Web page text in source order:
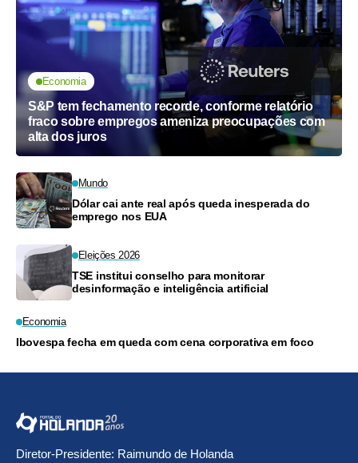
Economia
S&P tem fechamento recorde, conforme relatório
fraco sobre empregos ameniza preocupações com
alta dos juros
Mundo
Dólar cai ante real após queda inesperada do
emprego nos EUA
Eleições 2026
TSE institui conselho para monitorar
desinformação e inteligência artificial
Economia
Ibovespa fecha em queda com cena corporativa em foco
Diretor-Presidente: Raimundo de Holanda